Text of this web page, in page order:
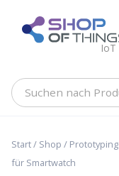
content
Suchen
Hersteller,
Start/ Shop / Prototyping
für Smartwatch